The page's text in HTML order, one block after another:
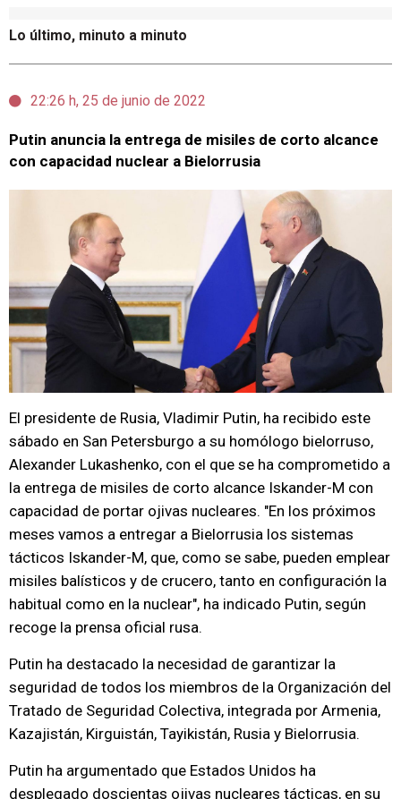
Lo último, minuto a minuto
22:26 h, 25 de junio de 2022
Putin anuncia la entrega de misiles de corto alcance
con capacidad nuclear a Bielorrusia
El presidente de Rusia, Vladimir Putin, ha recibido este
sábado en San Petersburgo a su homólogo bielorruso,
Alexander Lukashenko, con el que se ha comprometido a
la entrega de misiles de corto alcance Iskander-M con
capacidad de portar ojivas nucleares. "En los próximos
meses vamos a entregar a Bielorrusia los sistemas
tácticos Iskander-M, que, como se sabe, pueden emplear
misiles balísticos y de crucero, tanto en configuración la
habitual como en la nuclear", ha indicado Putin, según
recoge la prensa oficial rusa.
Putin ha destacado la necesidad de garantizar la
seguridad de todos los miembros de la Organización del
Tratado de Seguridad Colectiva, integrada por Armenia,
Kazajistán, Kirguistán, Tayikistán, Rusia y Bielorrusia.
Putin ha argumentado que Estados Unidos ha
desplegado doscientas ojivas nucleares tácticas, en su